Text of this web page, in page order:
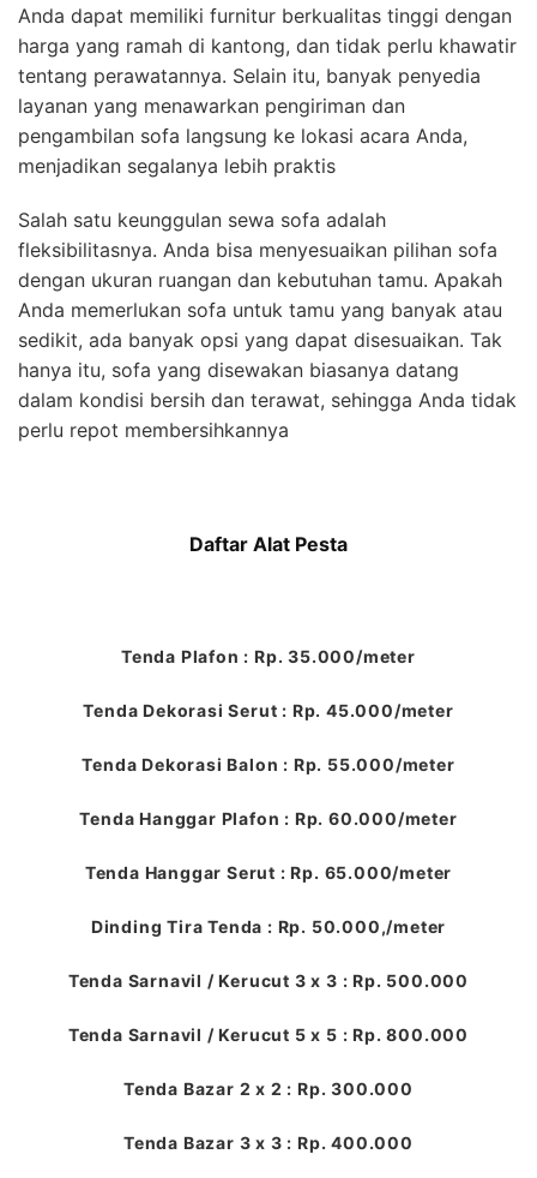
Anda dapat memiliki furnitur berkualitas tinggi dengan
harga yang ramah di kantong, dan tidak perlu khawatir
tentang perawatannya. Selain itu, banyak penyedia
layanan yang menawarkan pengiriman dan
pengambilan sofa langsung ke lokasi acara Anda,
menjadikan segalanya lebih praktis
Salah satu keunggulan sewa sofa adalah
fleksibilitasnya. Anda bisa menyesuaikan pilihan sofa
dengan ukuran ruangan dan kebutuhan tamu. Apakah
Anda memerlukan sofa untuk tamu yang banyak atau
sedikit, ada banyak opsi yang dapat disesuaikan. Tak
hanya itu, sofa yang disewakan biasanya datang
dalam kondisi bersih dan terawat, sehingga Anda tidak
perlu repot membersihkannya
Daftar Alat Pesta
Tenda Plafon : Rp. 35.000/meter
Tenda Dekorasi Serut : Rp. 45.000/meter
Tenda Dekorasi Balon : Rp. 55.000/meter
Tenda Hanggar Plafon : Rp. 60.000/meter
Tenda Hanggar Serut : Rp. 65.000/meter
Dinding Tira Tenda : Rp. 50.000,/meter
Tenda Sarnavil / Kerucut 3 x 3 : Rp. 500.000
Tenda Sarnavil / Kerucut 5 x 5 : Rp. 800.000
Tenda Bazar 2 x 2 : Rp. 300.000
Tenda Bazar 3 x 3 : Rp. 400.000